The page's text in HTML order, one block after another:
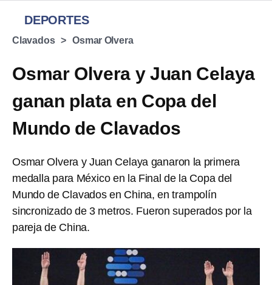
DEPORTES
Clavados Osmar Olvera
Osmar Olvera y Juan Celaya
ganan plata en Copa del
Mundo de Clavados
Osmar Olvera y Juan Celaya ganaron la primera
medalla para México en la Final de la Copa del
Mundo de Clavados en China, en trampolín
sincronizado de 3 metros. Fueron superados por la
pareja de China.